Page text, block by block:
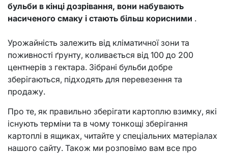
бульби в кінці дозрівання, вони набувають
насиченого смаку і стають більш корисними .
Урожайність залежить від кліматичної зони та
поживності ґрунту, коливається від 100 до 200
центнерів з гектара. Зібрані бульби добре
зберігаються, підходять для перевезення та
продажу.
Про те, як правильно зберігати картоплю взимку, які
існують терміни та в чому тонкощі зберігання
картоплі в ящиках, читайте у спеціальних матеріалах
нашого сайту. Також ми розповімо вам все про